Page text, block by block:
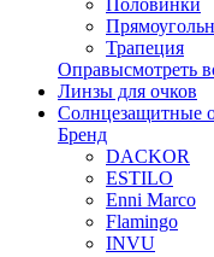
Трапеция
Оправысмотреть
Линзы для очков
Солнцезащитные
Бренд
DACKOR
ESTILO
Enni Marco
Flamingo
INVU